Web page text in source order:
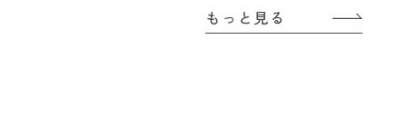
もっと見る